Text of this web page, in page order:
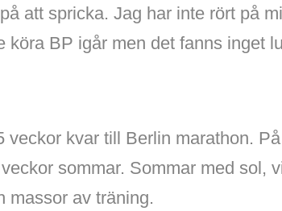
att spricka. Jag har inte rört på
köra BP igår men det fanns inget
veckor kvar till Berlin marathon.
sommar. Sommar med sol,
massor av träning.